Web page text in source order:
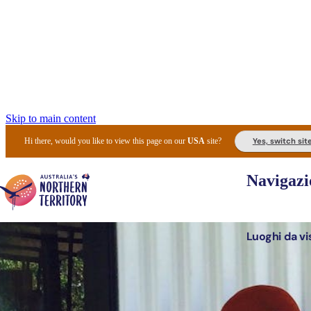
Skip to main content
Hi there, would you like to view this page on ourUSA site? Yes, switch
Luoghi da
I